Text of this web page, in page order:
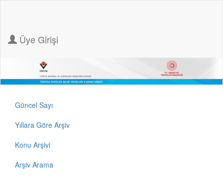
Üye Girişi
Güncel Sayı
Yıllara Göre Arşiv
Konu Arşivi
Arşiv Arama